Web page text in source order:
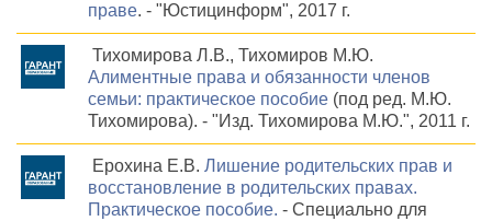
праве. - "Юстицинформ", 2017 г.
Тихомирова Л.В., Тихомиров М.Ю.
Алиментные права и обязанности членов
семьи: практическое пособие (под ред. М.Ю.
Тихомирова). - "Изд. Тихомирова М.Ю.", 2011 г.
Ерохина Е.В. Лишение родительских прав и
восстановление в родительских правах.
Практическое пособие. - Специально для